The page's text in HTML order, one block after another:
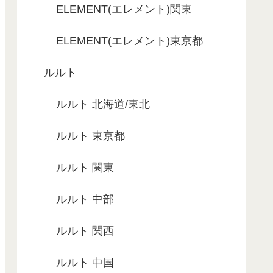
ELEMENT(エレメント)関東
ELEMENT(エレメント)東京都
ルルト
ルルト 北海道/東北
ルルト 東京都
ルルト 関東
ルルト 中部
ルルト 関西
ルルト 中国